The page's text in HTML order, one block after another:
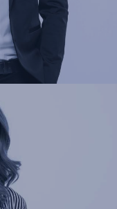
y gestión ambiental: